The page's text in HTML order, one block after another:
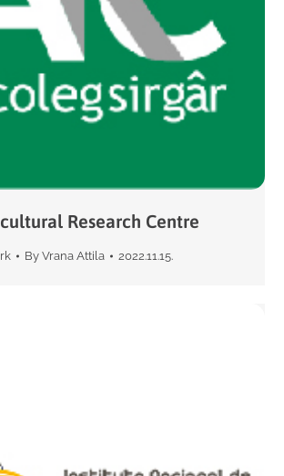
Research Centre
By Vrana Attila 2022.11.15.